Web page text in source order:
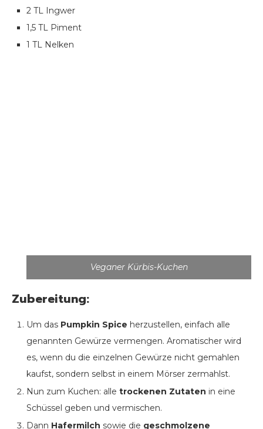
2 TL Ingwer
1,5 TL Piment
1 TL Nelken
Veganer Kürbis-Kuchen
Zubereitung:
Um das Pumpkin Spice herzustellen, einfach alle
genannten Gewürze vermengen. Aromatischer wird
es, wenn du die einzelnen Gewürze nicht gemahlen
kaufst, sondern selbst in einem Mörser zermahlst.
Nun zum Kuchen: alle trockenen Zutaten in eine
Schüssel geben und vermischen.
Dann Hafermilch sowie die geschmolzene